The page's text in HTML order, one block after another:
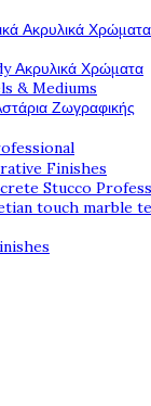
Ακρυλικά
Ακρυλικά Χρώματα
& Mediums
Ζωγραφικής
Finishes
Stucco
touch marble